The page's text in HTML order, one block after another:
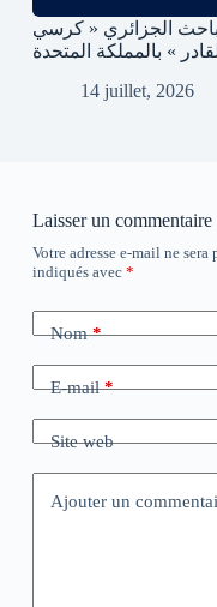
الجزائري « كرسي
» بالمملكة المتحدة
14 juillet, 2026
Laisser un commentaire
Votre adresse e-mail ne sera
indiqués avec *
Nom*
E-mail*
Site web
Ajouter un